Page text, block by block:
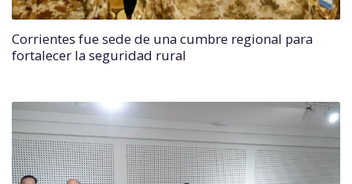
Corrientes fue sede de una cumbre regional para
fortalecer la seguridad rural